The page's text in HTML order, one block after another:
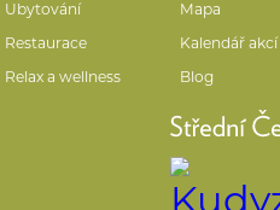
Ubytování
Mapa
Restaurace
Kalendář akcí
Relax a wellness
Blog